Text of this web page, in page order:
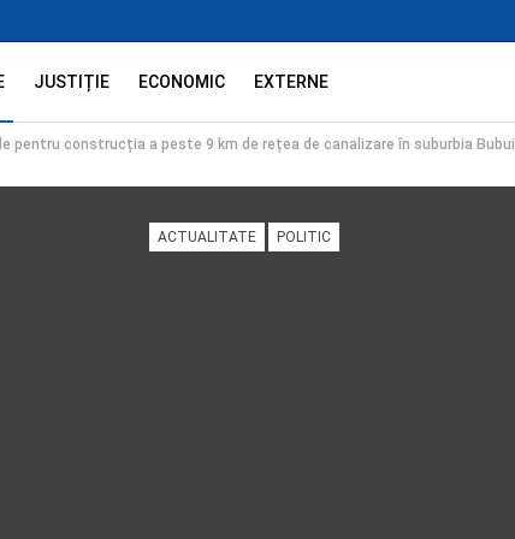
JUSTIȚIE ECONOMIC EXTERNE
pentru construcția a peste 9 km de rețea de canalizare în suburbia
ACTUALITATE POLITIC